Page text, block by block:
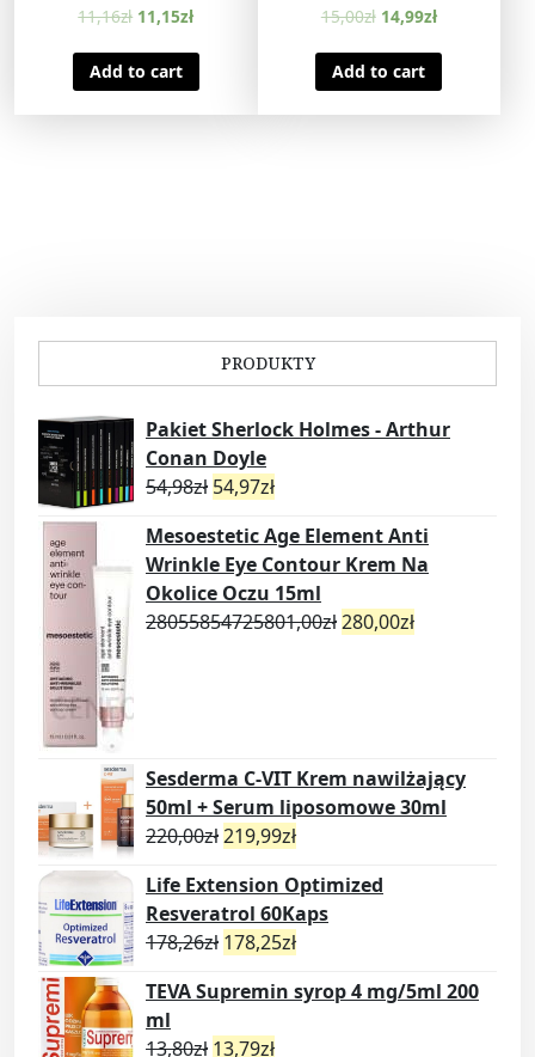
11,16zł 11,15zł
Add to cart
15,00zł 14,99zł
Add to cart
PRODUKTY
Pakiet Sherlock Holmes - Arthur
Conan Doyle
54,98zł 54,97zł
Mesoestetic Age Element Anti
Wrinkle Eye Contour Krem Na
Okolice Oczu 15ml
28055854725801,00zł280,00zł
Sesderma C-VIT Krem nawilżający
50ml + Serum liposomowe 30ml
220,00zł219,99zł
Life Extension Optimized
Resveratrol 60Kaps
178,26zł 178,25zł
TEVA Supremin syrop 4 mg/5ml 200
ml
13,80zł 13,79zł